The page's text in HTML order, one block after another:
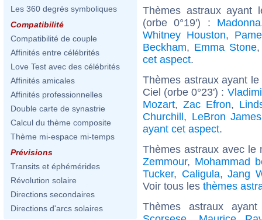
Les 360 degrés symboliques
Compatibilité
Compatibilité de couple
Affinités entre célébrités
Love Test avec des célébrités
Affinités amicales
Affinités professionnelles
Double carte de synastrie
Calcul du thème composite
Thème mi-espace mi-temps
Prévisions
Transits et éphémérides
Révolution solaire
Directions secondaires
Directions d'arcs solaires
Thèmes astraux ayant
(orbe 0°19') : Madonna
Whitney Houston,
Beckham, Emma Stone
cet aspect.
Thèmes astraux ayant
Ciel (orbe 0°23') :
Mozart,Zac Efron,
Churchill, LeBron James
ayant cet aspect.
Thèmes astraux avec
Zemmour, Mohammad
Tucker, Caligula,Jang
Voir tous les thèmes
Thèmes astraux